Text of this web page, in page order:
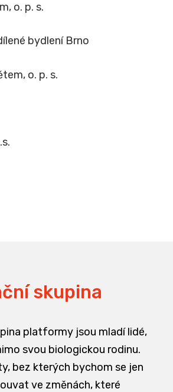
o. p. s.
bydlení Brno
o. p. s.
skupina
platformy jsou mladí lidé,
svou biologickou rodinu.
bez kterých bychom se jen
ve změnách, které